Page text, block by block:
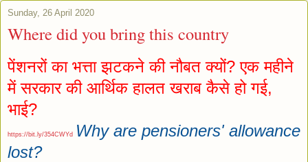
Sunday, 26 April 2020
Where did you bring this country
पेंशनरों का भत्ता झटकने की नौबत क्यों? एक महीने
में सरकार की आर्थिक हालत खराब कैसे हो गई,
भाई?
https://bit.ly/354CWYd
Why are pensioners' allowance
lost?